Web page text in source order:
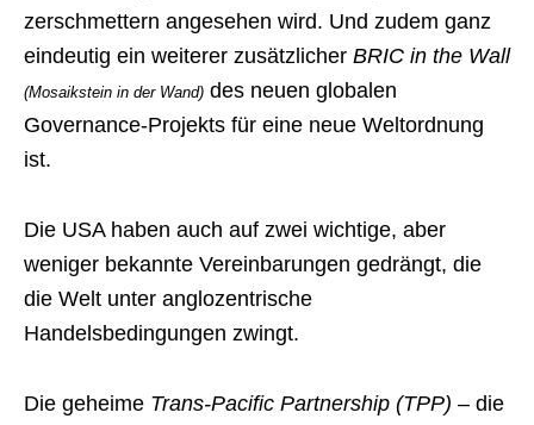
zerschmettern angesehen wird. Und zudem ganz
eindeutig ein weiterer zusätzlicher BRIC in the Wall
(Mosaikstein in der Wand) des neuen globalen
Governance-Projekts für eine neue Weltordnung
ist.
Die USA haben auch auf zwei wichtige, aber
weniger bekannte Vereinbarungen gedrängt, die
die Welt unter anglozentrische
Handelsbedingungen zwingt.
Die geheime Trans-Pacific Partnership (TPP) – die